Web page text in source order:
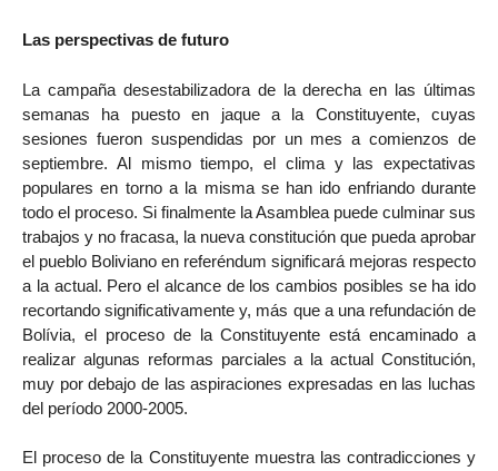
Las perspectivas de futuro
La campaña desestabilizadora de la derecha en las últimas
semanas ha puesto en jaque a la Constituyente, cuyas
sesiones fueron suspendidas por un mes a comienzos de
septiembre. Al mismo tiempo, el clima y las expectativas
populares en torno a la misma se han ido enfriando durante
todo el proceso. Si finalmente la Asamblea puede culminar sus
trabajos y no fracasa, la nueva constitución que pueda aprobar
el pueblo Boliviano en referéndum significará mejoras respecto
a la actual. Pero el alcance de los cambios posibles se ha ido
recortando significativamente y, más que a una refundación de
Bolívia, el proceso de la Constituyente está encaminado a
realizar algunas reformas parciales a la actual Constitución,
muy por debajo de las aspiraciones expresadas en las luchas
del período 2000-2005.
El proceso de la Constituyente muestra las contradicciones y